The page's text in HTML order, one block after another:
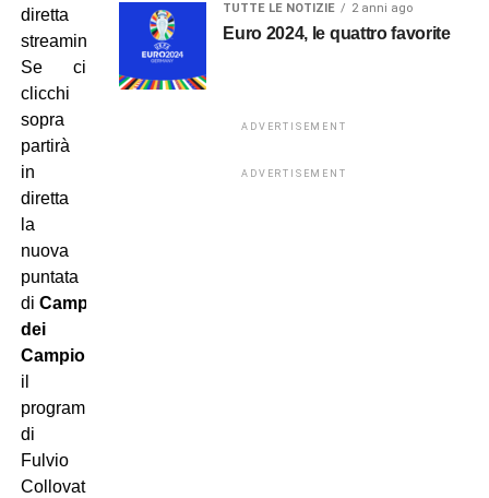
diretta
streaming.
Se ci
clicchi
sopra
partirà
in
diretta
la
nuova
puntata
di Campionato
dei
Campioni
il
programma
di
Fulvio
Collovati
TUTTE LE NOTIZIE 2 anni ago
Euro 2024, le quattro favorite
ADVERTISEMENT
ADVERTISEMENT